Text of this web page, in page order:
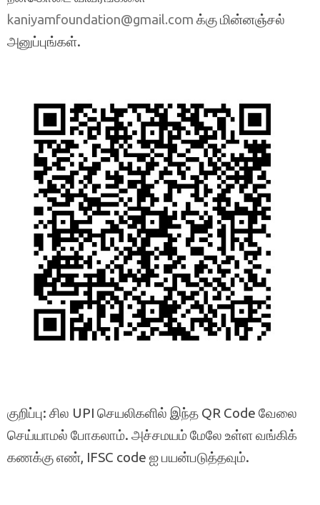
kaniyamfoundation@gmail.com க்கு மின்னஞ்சல்
அனுப்புங்கள்.
குறிப்பு: சில UPI செயலிகளில் இந்த QR Code வேலை
செய்யாமல் போகலாம். அச்சமயம் மேலே உள்ள வங்கிக்
கணக்கு எண், IFSC code ஐ பயன்படுத்தவும்.